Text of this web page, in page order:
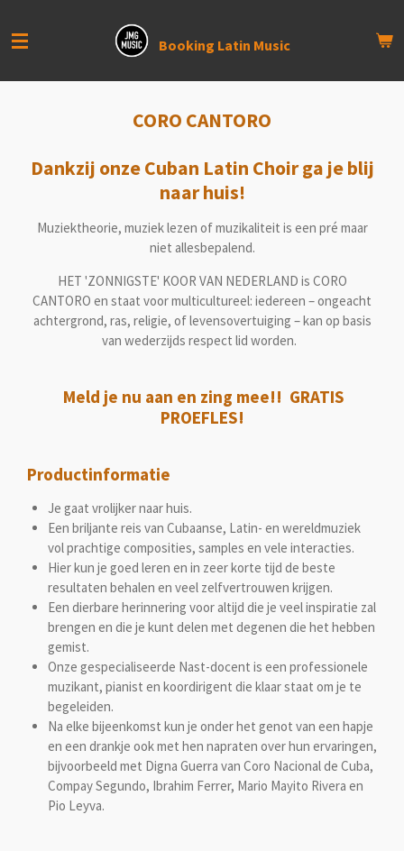
direct
Booking Latin Music
CORO CANTORO
Dankzij onze Cuban Latin Choir ga je blij
naar huis!
Muziektheorie, muziek lezen of muzikaliteit is een pré maar
niet allesbepalend.
HET 'ZONNIGSTE' KOOR VAN NEDERLAND is CORO
CANTORO en staat voor multicultureel: iedereen – ongeacht
achtergrond, ras, religie, of levensovertuiging – kan op basis
van wederzijds respect lid worden.
Meld je nu aan en zing mee!! GRATIS
PROEFLES!
Productinformatie
Je gaat vrolijker naar huis.
Een briljante reis van Cubaanse, Latin- en wereldmuziek
vol prachtige composities, samples en vele interacties.
Hier kun je goed leren en in zeer korte tijd de beste
resultaten behalen en veel zelfvertrouwen krijgen.
Een dierbare herinnering voor altijd die je veel inspiratie zal
brengen en die je kunt delen met degenen die het hebben
gemist.
Onze gespecialiseerde Nast-docent is een professionele
muzikant, pianist en koordirigent die klaar staat om je te
begeleiden.
Na elke bijeenkomst kun je onder het genot van een hapje
en een drankje ook met hen napraten over hun ervaringen,
bijvoorbeeld met Digna Guerra van Coro Nacional de Cuba,
Compay Segundo, Ibrahim Ferrer, Mario Mayito Rivera en
Pio Leyva.